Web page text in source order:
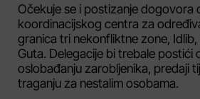
Očekuje se i postizanje dogovora
koordinacijskog centra za
granica tri nekonfliktne zone,
Guta. Delegacije bi trebale postići
oslobađanju zarobljenika, predaji
traganju za nestalim osobama.